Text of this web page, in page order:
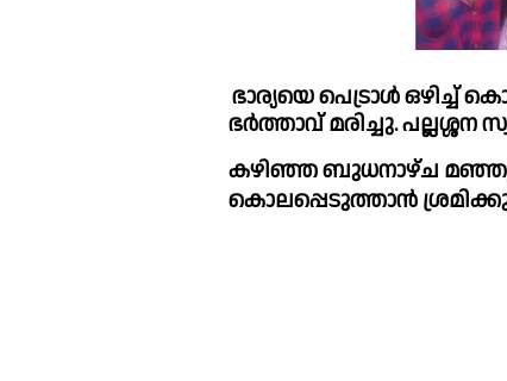
ഭാര്യയെ പെട്രാള്‍ ഒഴിച്ച്‌ കൊലപ്പെടുത്താൻ ശ്രമിക്കുന്നതിടെ പൊള്ളലേറ്റ
ഭര്‍ത്താവ് മരിച്ചു. പല്ലശ്ശന
കഴിഞ്ഞ ബുധനാഴ്ച മഞ്ഞപ്ര നാട്ടുകല്ലില്‍
കൊലപ്പെടുത്താൻ